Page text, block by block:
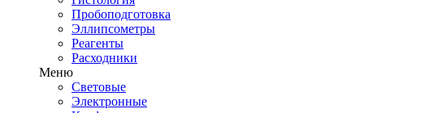
Пробоподготовка
Эллипсометры
Реагенты
Расходники
Меню
Световые
Электронные